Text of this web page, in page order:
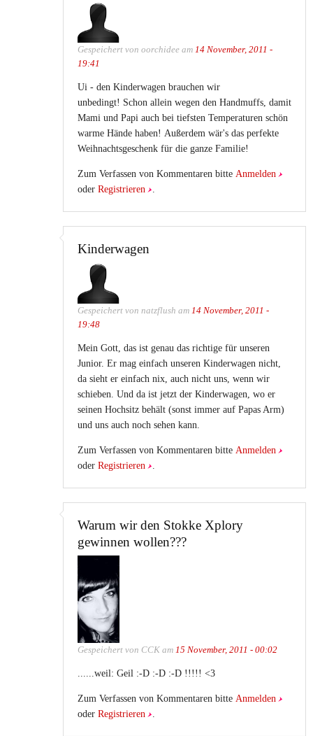
Gespeichert von oorchidee am 14 November, 2011 -
19:41
Ui - den Kinderwagen brauchen wir
unbedingt! Schon allein wegen den Handmuffs, damit
Mami und Papi auch bei tiefsten Temperaturen schön
warme Hände haben! Außerdem wär's das perfekte
Weihnachtsgeschenk für die ganze Familie!
Zum Verfassen von Kommentaren bitte Anmelden
oder Registrieren
Kinderwagen
Gespeichert von natzflush am 14 November, 2011 -
19:48
Mein Gott, das ist genau das richtige für unseren
Junior. Er mag einfach unseren Kinderwagen nicht,
da sieht er einfach nix, auch nicht uns, wenn wir
schieben. Und da ist jetzt der Kinderwagen, wo er
seinen Hochsitz behält (sonst immer auf Papas Arm)
und uns auch noch sehen kann.
Zum Verfassen von Kommentaren bitte Anmelden
oder Registrieren .
Warum wir den Stokke Xplory
gewinnen wollen???
Gespeichert von CCK am 15 November, 2011 - 00:02
......weil: Geil :-D :-D :-D !!!!! <3
Zum Verfassen von Kommentaren bitte Anmelden
oder Registrieren